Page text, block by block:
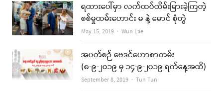
ရထားပေါ်မှာ လက်ထပ်ထိမ်းမြားခဲ့ကြတဲ့
စစ်မှုထမ်းဟောင်း မ နဲ့ မောင် စုံတွဲ
May 15, 2019 Author
Wun Lae
အပတ်စဉ် ဗေဒင်ဟောစာတမ်း
(၈-၉-၂၀၁၉ မှ ၁၄-၉-၂၀၁၉ ရက်နေ့အထိ)
September 8, 2019 Author
Tun Tun